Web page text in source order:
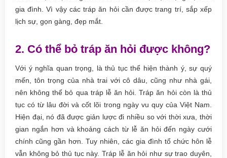
gia đình. Vì vậy các tráp ăn hỏi cần được trang trí, sắp xếp
lịch sự, gọn gàng, đẹp mắt.
2. Có thể bỏ tráp ăn hỏi được không?
Với ý nghĩa quan trọng, là thủ tục thể hiện thành ý, sự quý
mến, tôn trọng của nhà trai với cô dâu, cũng như nhà gái,
nên không thể bỏ qua tráp lễ ăn hỏi. Tráp ăn hỏi còn là thủ
tục có từ lâu đời và cốt lõi trong ngày vu quy của Việt Nam.
Hiện đại, nó đã được giản lược đi nhiều so với thời xưa, thời
gian ngắn hơn và khoảng cách từ lễ ăn hỏi đến ngày cưới
chính cũng gần hơn. Tuy nhiên, các gia đình tổ chức hôn lễ
vẫn không bỏ thủ tục này. Tráp lễ ăn hỏi như sự trao duyên,